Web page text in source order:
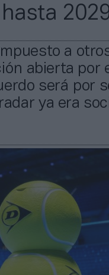
a
abierta por
será por
ya era